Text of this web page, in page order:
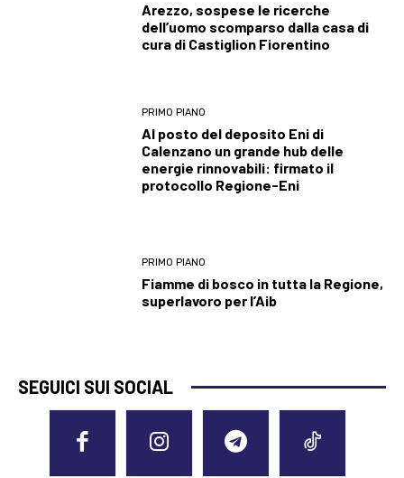
Arezzo, sospese le ricerche
dell’uomo scomparso dalla casa di
cura di Castiglion Fiorentino
PRIMO PIANO
Al posto del deposito Eni di
Calenzano un grande hub delle
energie rinnovabili: firmato il
protocollo Regione-Eni
PRIMO PIANO
Fiamme di bosco in tutta la Regione,
superlavoro per l’Aib
SEGUICI SUI SOCIAL